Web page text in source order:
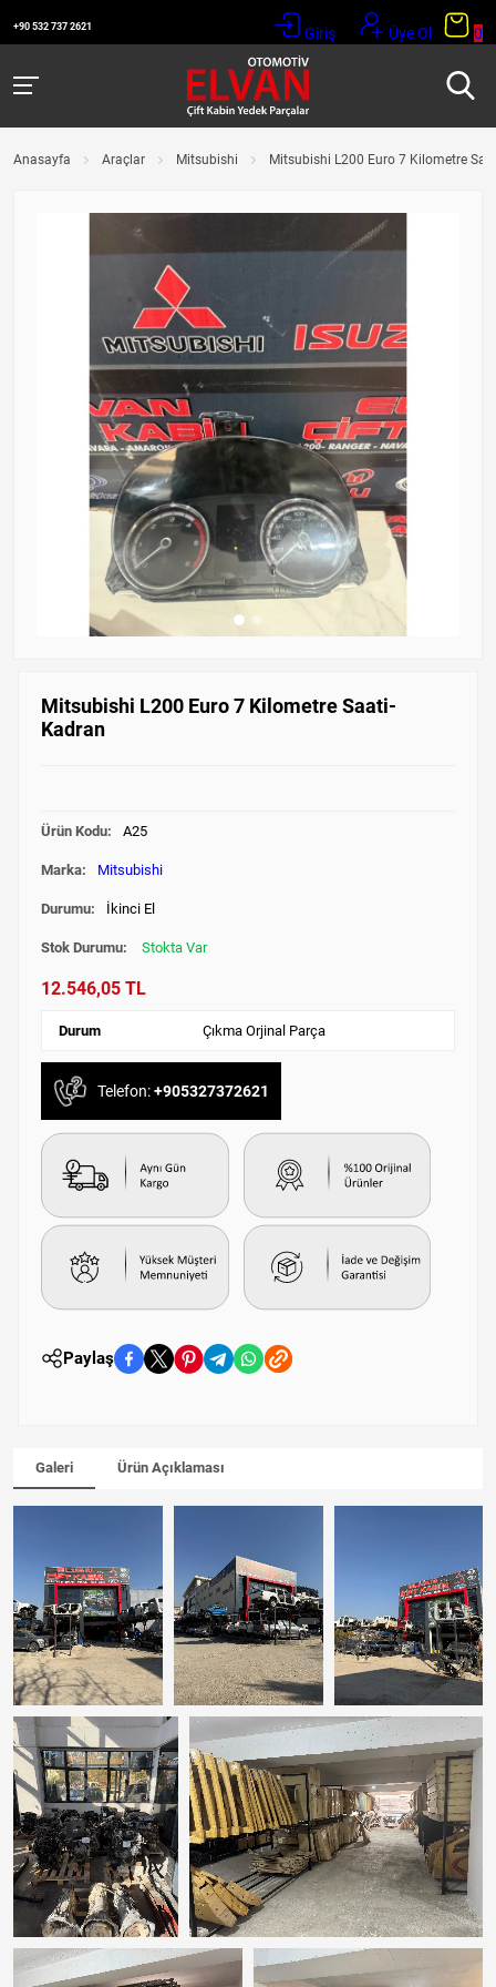
+90 532 737 2621 Giriş Üye Ol 0
Anasayfa Araçlar Mitsubishi Mitsubishi L200 Euro 7 Kilometre
Mitsubishi L200 Euro 7 Kilometre Saati-
Kadran
Ürün Kodu: A25
Marka: Mitsubishi
Durumu: İkinci El
Stok Durumu: Stokta Var
12.546,05 TL
Durum Çıkma Orjinal Parça
Telefon:+905327372621
Paylaş
Galeri Ürün Açıklaması